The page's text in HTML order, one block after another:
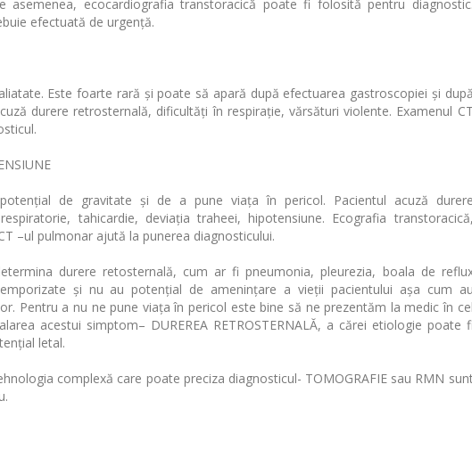
asemenea, ecocardiografia transtoracică poate fi folosită pentru diagnostic.
efectuată de urgență.
Este foarte rară și poate să apară după efectuarea gastroscopiei și după
durere retrosternală, dificultăți în respirație, vărsături violente. Examenul CT
de gravitate și de a pune viața în pericol. Pacientul acuză durere
tahicardie, deviația traheei, hipotensiune. Ecografia transtoracică,
–ul pulmonar ajută la punerea diagnosticului.
durere retosternală, cum ar fi pneumonia, pleurezia, boala de
și nu au potențial de amenințare a vieții pacientului așa cum au
Pentru a nu ne pune viața în pericol este bine să ne prezentăm la medic în cel
acestui simptom– DUREREA RETROSTERNALĂ, a cărei etiologie poate fi
letal.
complexă care poate preciza diagnosticul- TOMOGRAFIE sau RMN